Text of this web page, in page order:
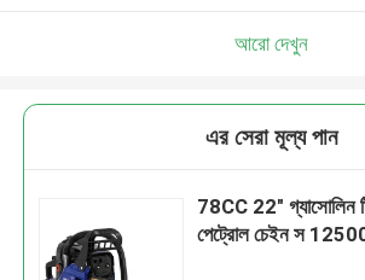
আমরা শীঘ্রই আপনাকে আবার কল
আরো দেখুন
এর সেরা মূল্য পান
78CC 22" গ্যাসোলিন
পেট্রোল চেইন স